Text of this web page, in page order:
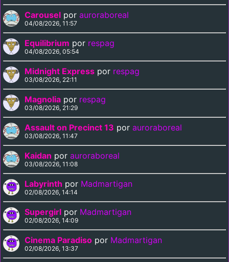
Carousel por auroraboreal
04/08/2026, 11:57
Equilibrium por respag
04/08/2026, 05:54
Midnight Express por respag
03/08/2026, 22:11
Magnolia por respag
03/08/2026, 21:29
Assault on Precinct 13 por auroraboreal
03/08/2026, 11:47
Kaidan por auroraboreal
03/08/2026, 11:08
Labyrinth por Madmartigan
02/08/2026, 14:14
Supergirl por Madmartigan
02/08/2026, 14:09
Cinema Paradiso por Madmartigan
02/08/2026, 13:37